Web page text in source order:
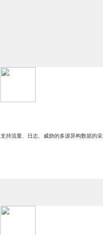
支持流量、日志、威胁的多源异构数据的